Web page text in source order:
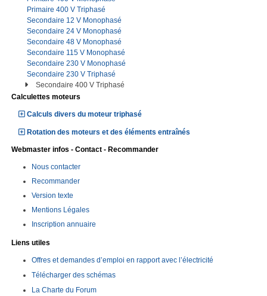
Primaire 400 V Triphasé
Secondaire 12 V Monophasé
Secondaire 24 V Monophasé
Secondaire 48 V Monophasé
Secondaire 115 V Monophasé
Secondaire 230 V Monophasé
Secondaire 230 V Triphasé
Secondaire 400 V Triphasé
Calculettes moteurs
Calculs divers du moteur triphasé
Rotation des moteurs et des éléments entraînés
Webmaster infos - Contact - Recommander
Nous contacter
Recommander
Version texte
Mentions Légales
Inscription annuaire
Liens utiles
Offres et demandes d’emploi en rapport avec l’électricité
Télécharger des schémas
La Charte du Forum